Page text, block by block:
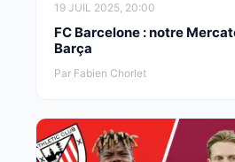
19 JUIL 2025, 20:00
FC Barcelone : notre
Barça
Par Fabien Chorlet